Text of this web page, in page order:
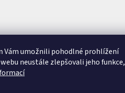
Vám umožnili pohodlné prohlížení
neustále zlepšovali jeho funkce,